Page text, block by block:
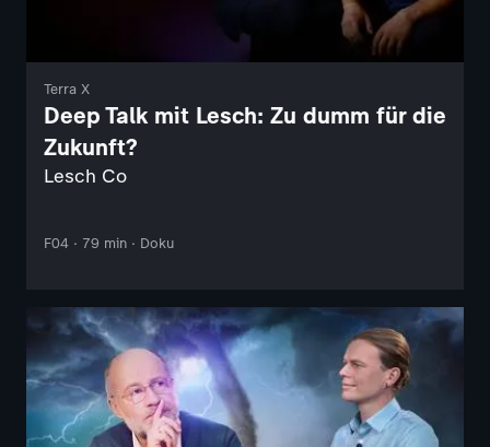
Terra X
Deep Talk mit Lesch: Zu dumm für die
Zukunft?
Lesch Co
F04 · 79 min · Doku